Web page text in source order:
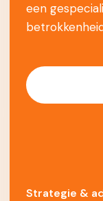
een
Strategie &